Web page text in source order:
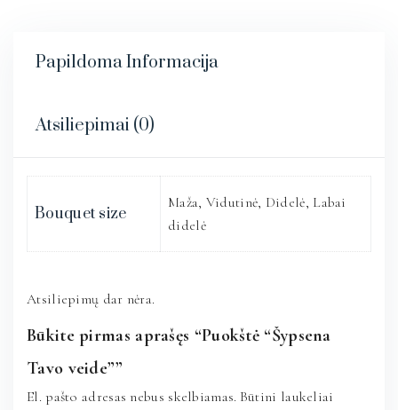
Papildoma Informacija
Atsiliepimai (0)
Bouquet size
Maža, Vidutinė, Didelė, Labai
didelė
Atsiliepimų dar nėra.
Būkite pirmas aprašęs “Puokštė “Šypsena
Tavo veide””
El. pašto adresas nebus skelbiamas. Būtini laukeliai